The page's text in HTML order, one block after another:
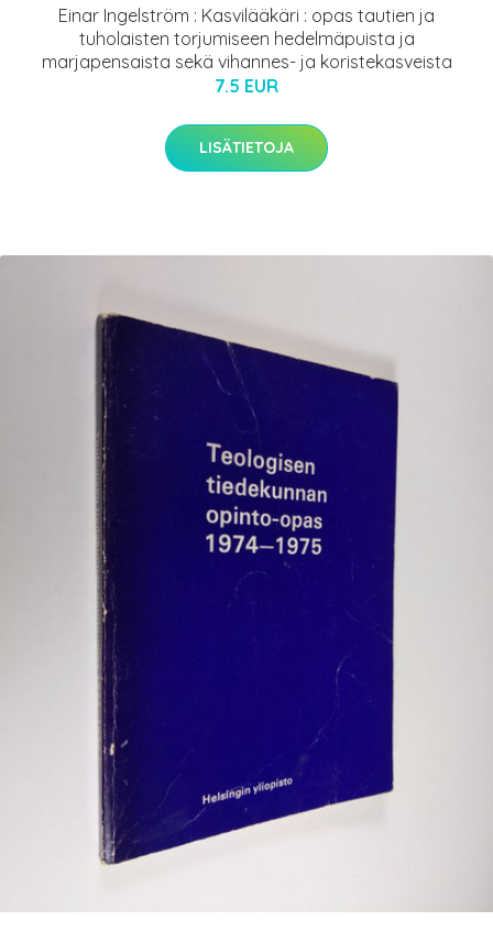
Einar Ingelström : Kasvilääkäri : opas tautien ja
tuholaisten torjumiseen hedelmäpuista ja
marjapensaista sekä vihannes- ja koristekasveista
7.5 EUR
LISÄTIETOJA